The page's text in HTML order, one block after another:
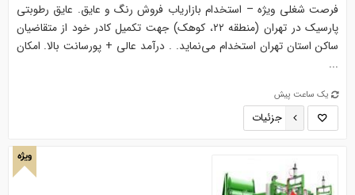
فرصت شغلی ویژه – استخدام بازاریاب فروش رنگ و عایق. عایق رطوبتی
پارسیک در تهران (منطقه ۲۲، کوهک) جهت تکمیل کادر خود از متقاضیان
ساکن استان تهران استخدام می‌نماید. . درآمد عالی + پورسانت بالا. امکان
...
یک ساعت پیش
جزئیات
ویژه